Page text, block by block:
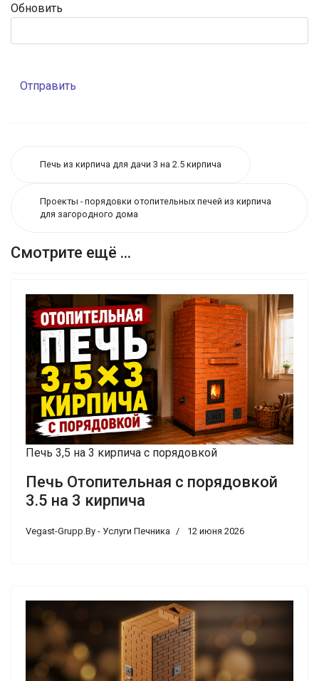
Обновить
Отправить
Печь из кирпича для дачи 3 на 2.5 кирпича
Проекты - порядовки отопительных печей из кирпича
для загородного дома
Смотрите ещё ...
Печь 3,5 на 3 кирпича с порядовкой
Печь Отопительная с порядовкой
3.5 на 3 кирпича
Vegast-Grupp.By - Услуги Печника 12 июня 2026